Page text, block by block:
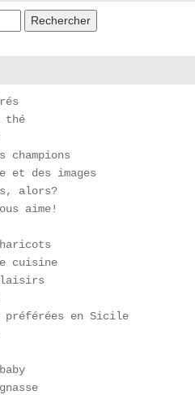
thé
champions
et des images
alors?
aime!
cuisine
préférées en Sicile